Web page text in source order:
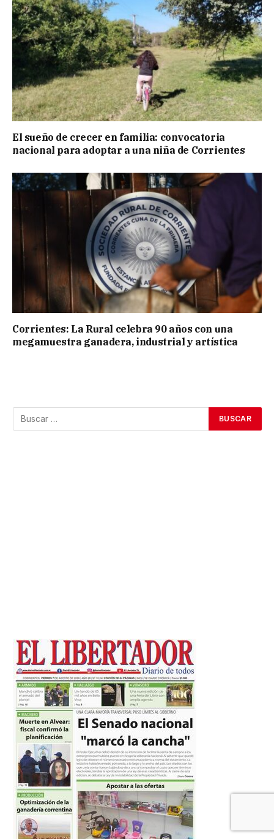
El sueño de crecer en familia: convocatoria
nacional para adoptar a una niña de Corrientes
Corrientes: La Rural celebra 90 años con una
megamuestra ganadera, industrial y artística